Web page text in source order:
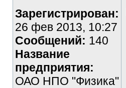
Зарегистрирован:
26 фев 2013, 10:27
Сообщений: 140
Название
предприятия:
ОАО НПО "Физика"